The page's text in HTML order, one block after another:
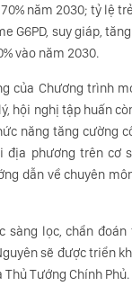
năm 2030; tỷ lệ
G6PD, suy giáp,
vào năm 2030.
của Chương trình
hội nghị tập huấn
năng tăng cường
phương trên cơ
dẫn về chuyên
sàng lọc, chẩn
sẽ được triển
Tướng Chính Phủ.